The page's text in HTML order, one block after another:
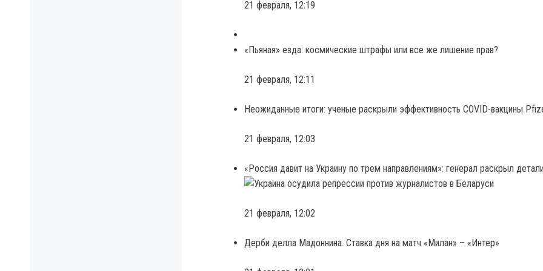
21 февраля, 12:19
«Пьяная» езда: космические штрафы или все же лишение прав?
21 февраля, 12:11
Неожиданные итоги: ученые раскрыли эффективность COVID-вакцины
21 февраля, 12:03
«Россия давит на Украину по трем направлениям»: генерал раскрыл
21 февраля, 12:02
Дерби делла Мадоннина. Ставка дня на матч «Милан» – «Интер»